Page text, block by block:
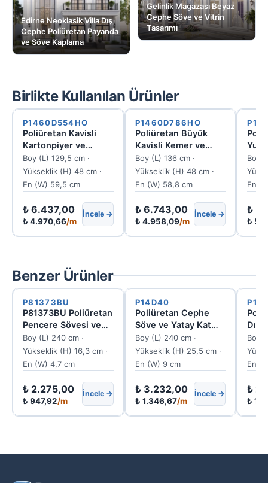
Edirne Neoklasik Villa Dış
Cephe Poliüretan Payanda
ve Söve Kaplama
Gelinlik Mağazası Beyaz
Cephe Söve ve Vitrin
Tasarımı
Birlikte Kullanılan Ürünler
P1460D554HO
Poliüretan Kavisli
Kartonpiyer ve
Kemer Söve Modeli
P1460D554HO
Boy (L) 129,5 cm ·
Yükseklik (H) 48 cm ·
En (W) 59,5 cm
₺ 6.437,00
₺ 4.970,66/m
İncele →
P1460D786HO
Poliüretan Büyük
Kavisli Kemer ve
Cephe Sövesi
P1460D786HO
Boy (L) 136 cm ·
Yükseklik (H) 48 cm ·
En (W) 58,8 cm
₺6.743,00
₺ 4.958,09/m
İncele →
Boy
En
₺
₺
Benzer Ürünler
P81373BU
P81373BU Poliüretan
Pencere Sövesi ve
Kapı Çerçevesi
Boy (L) 240 cm ·
Yükseklik (H) 16,3 cm ·
En (W) 4,7 cm
₺ 2.275,00
₺ 947,92/m
İncele →
P14D40
Poliüretan Cephe
Söve ve Yatay Kat
Silmesi Profili 9x240
cm
Boy (L) 240 cm ·
Yükseklik (H) 25,5 cm ·
En (W) 9 cm
₺3.232,00
₺ 1.346,67/m
İncele →
Dış
Boy
En
₺
₺